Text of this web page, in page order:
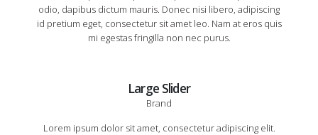
odio, dapibus dictum mauris. Donec nisi libero, adipiscing
id pretium eget, consectetur sit amet leo. Nam at eros quis
mi egestas fringilla non nec purus.
Large Slider
Brand
Lorem ipsum dolor sit amet, consectetur adipiscing elit.